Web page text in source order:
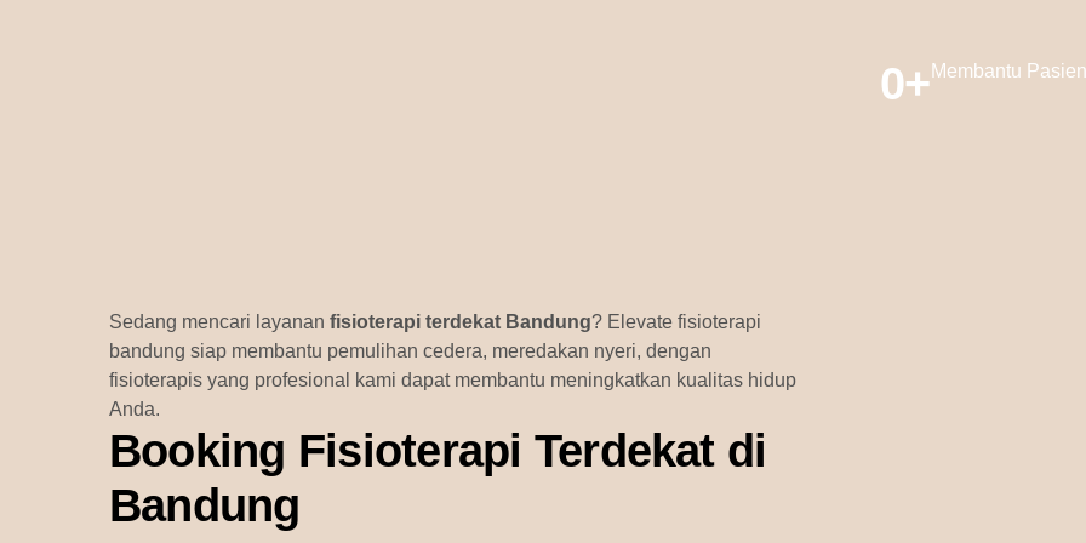
Sedang mencari layanan fisioterapi terdekat Bandung? Elevate fisioterapi
bandung siap membantu pemulihan cedera, meredakan nyeri, dengan
fisioterapis yang profesional kami dapat membantu meningkatkan kualitas hidup
Anda.
Booking Fisioterapi Terdekat di
Bandung
0+ Membantu Pasien